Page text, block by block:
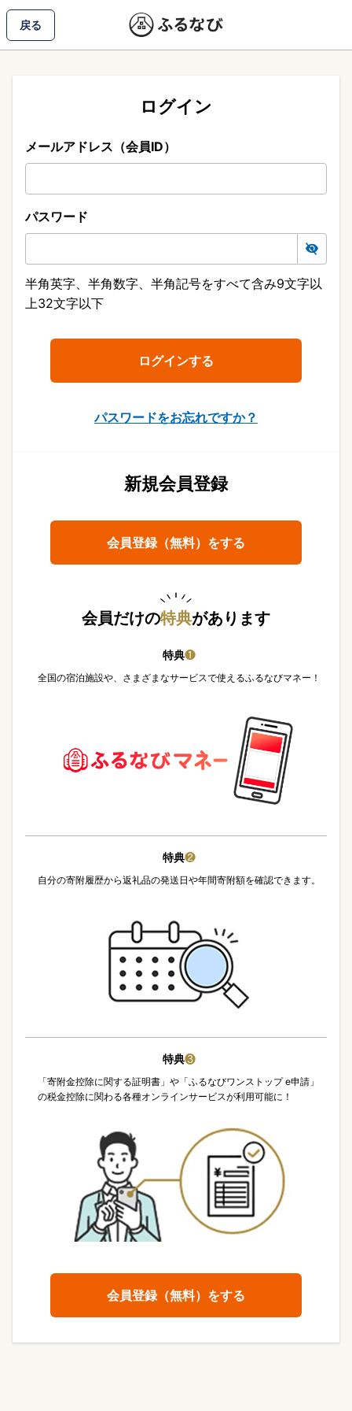
戻る
ログイン
メールアドレス（会員ID）
パスワード
半角英字、半角数字、半角記号をすべて含み9文字以
上32文字以下
パスワードをお忘れですか？
新規会員登録
会員登録（無料）をする
会員だけの特典があります
特典❶
全国の宿泊施設や、さまざまなサービスで使えるふるなびマネー！
特典❷
自分の寄附履歴から返礼品の発送日や年間寄附額を確認できます。
特典❸
「寄附金控除に関する証明書」や「ふるなびワンストップ e申請」
の税金控除に関わる各種オンラインサービスが利用可能に！
会員登録（無料）をする